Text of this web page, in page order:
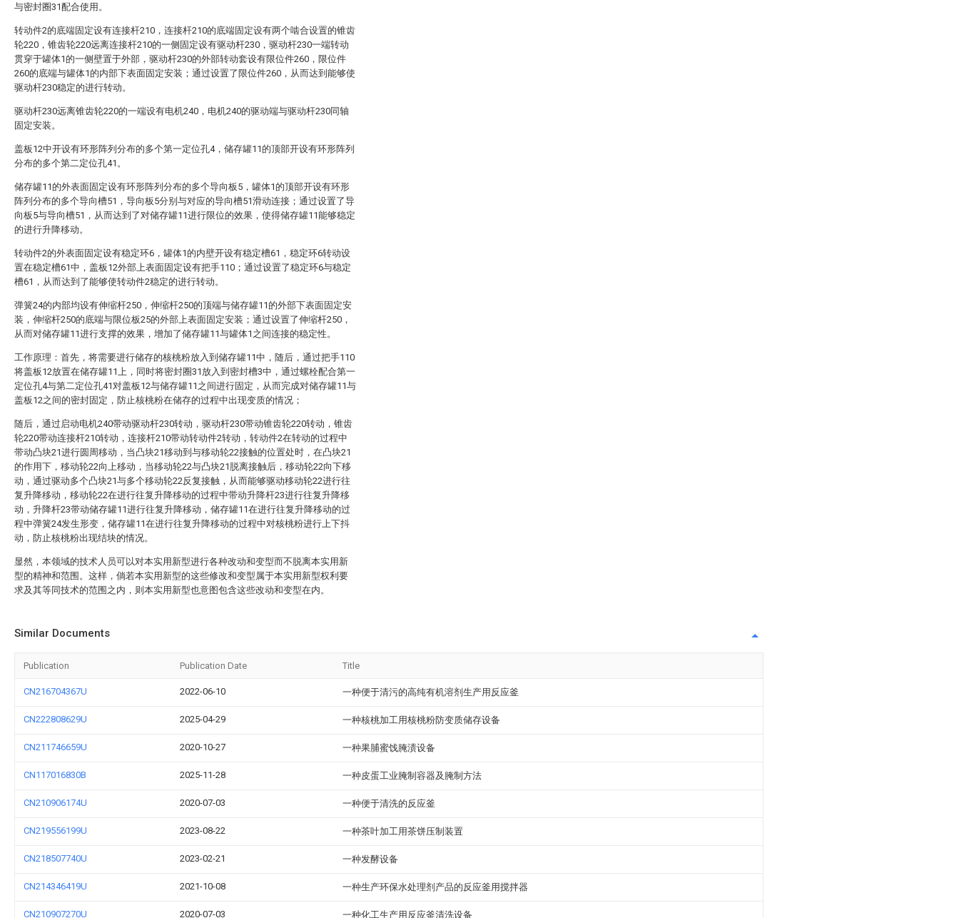
与密封圈31配合使用。
转动件2的底端固定设有连接杆210，连接杆210的底端固定设有两个啮合设置的锥齿
轮220，锥齿轮220远离连接杆210的一侧固定设有驱动杆230，驱动杆230一端转动
贯穿于罐体1的一侧壁置于外部，驱动杆230的外部转动套设有限位件260，限位件
260的底端与罐体1的内部下表面固定安装；通过设置了限位件260，从而达到能够使
驱动杆230稳定的进行转动。
驱动杆230远离锥齿轮220的一端设有电机240，电机240的驱动端与驱动杆230同轴
固定安装。
盖板12中开设有环形阵列分布的多个第一定位孔4，储存罐11的顶部开设有环形阵列
分布的多个第二定位孔41。
储存罐11的外表面固定设有环形阵列分布的多个导向板5，罐体1的顶部开设有环形
阵列分布的多个导向槽51，导向板5分别与对应的导向槽51滑动连接；通过设置了导
向板5与导向槽51，从而达到了对储存罐11进行限位的效果，使得储存罐11能够稳定
的进行升降移动。
转动件2的外表面固定设有稳定环6，罐体1的内壁开设有稳定槽61，稳定环6转动设
置在稳定槽61中，盖板12外部上表面固定设有把手110；通过设置了稳定环6与稳定
槽61，从而达到了能够使转动件2稳定的进行转动。
弹簧24的内部均设有伸缩杆250，伸缩杆250的顶端与储存罐11的外部下表面固定安
装，伸缩杆250的底端与限位板25的外部上表面固定安装；通过设置了伸缩杆250，
从而对储存罐11进行支撑的效果，增加了储存罐11与罐体1之间连接的稳定性。
工作原理：首先，将需要进行储存的核桃粉放入到储存罐11中，随后，通过把手110
将盖板12放置在储存罐11上，同时将密封圈31放入到密封槽3中，通过螺栓配合第一
定位孔4与第二定位孔41对盖板12与储存罐11之间进行固定，从而完成对储存罐11与
盖板12之间的密封固定，防止核桃粉在储存的过程中出现变质的情况；
随后，通过启动电机240带动驱动杆230转动，驱动杆230带动锥齿轮220转动，锥齿
轮220带动连接杆210转动，连接杆210带动转动件2转动，转动件2在转动的过程中
带动凸块21进行圆周移动，当凸块21移动到与移动轮22接触的位置处时，在凸块21
的作用下，移动轮22向上移动，当移动轮22与凸块21脱离接触后，移动轮22向下移
动，通过驱动多个凸块21与多个移动轮22反复接触，从而能够驱动移动轮22进行往
复升降移动，移动轮22在进行往复升降移动的过程中带动升降杆23进行往复升降移
动，升降杆23带动储存罐11进行往复升降移动，储存罐11在进行往复升降移动的过
程中弹簧24发生形变，储存罐11在进行往复升降移动的过程中对核桃粉进行上下抖
动，防止核桃粉出现结块的情况。
显然，本领域的技术人员可以对本实用新型进行各种改动和变型而不脱离本实用新
型的精神和范围。这样，倘若本实用新型的这些修改和变型属于本实用新型权利要
求及其等同技术的范围之内，则本实用新型也意图包含这些改动和变型在内。
Similar Documents
Publication Publication Date Title
CN216704367U 2022-06-10 一种便于清污的高纯有机溶剂生产用反应釜
CN222808629U 2025-04-29 一种核桃加工用核桃粉防变质储存设备
CN211746659U 2020-10-27 一种果脯蜜饯腌渍设备
CN117016830B 2025-11-28 一种皮蛋工业腌制容器及腌制方法
CN210906174U 2020-07-03 一种便于清洗的反应釜
CN219556199U 2023-08-22 一种茶叶加工用茶饼压制装置
CN218507740U 2023-02-21 一种发酵设备
CN214346419U 2021-10-08 一种生产环保水处理剂产品的反应釜用搅拌器
CN210907270U 2020-07-03 一种化工生产用反应釜清洗设备